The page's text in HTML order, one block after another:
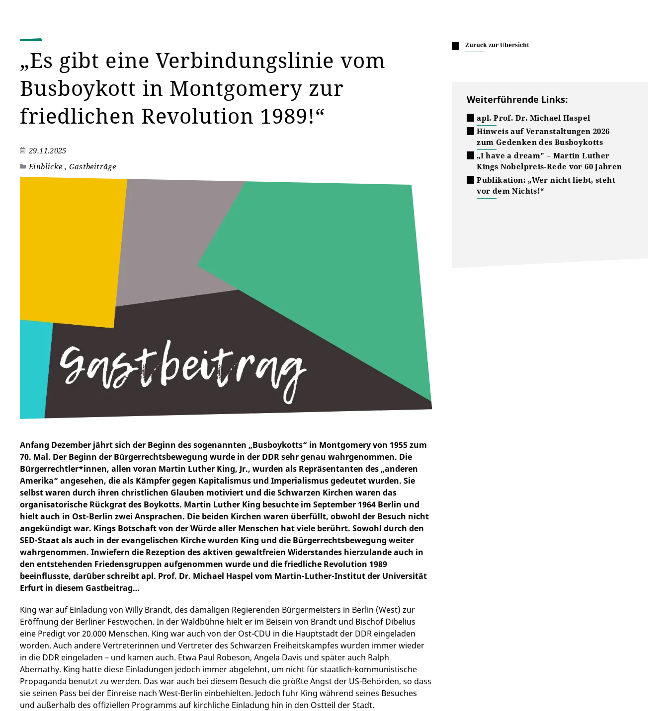
„Es gibt eine Verbindungslinie vom
Busboykott in Montgomery zur
friedlichen Revolution 1989!“
29.11.2025
Einblicke , Gastbeiträge
Anfang Dezember jährt sich der Beginn des sogenannten „Busboykotts“ in Montgomery von 1955 zum
70. Mal. Der Beginn der Bürgerrechtsbewegung wurde in der DDR sehr genau wahrgenommen. Die
Bürgerrechtler*innen, allen voran Martin Luther King, Jr., wurden als Repräsentanten des „anderen
Amerika“ angesehen, die als Kämpfer gegen Kapitalismus und Imperialismus gedeutet wurden. Sie
selbst waren durch ihren christlichen Glauben motiviert und die Schwarzen Kirchen waren das
organisatorische Rückgrat des Boykotts. Martin Luther King besuchte im September 1964 Berlin und
hielt auch in Ost-Berlin zwei Ansprachen. Die beiden Kirchen waren überfüllt, obwohl der Besuch nicht
angekündigt war. Kings Botschaft von der Würde aller Menschen hat viele berührt. Sowohl durch den
SED-Staat als auch in der evangelischen Kirche wurden King und die Bürgerrechtsbewegung weiter
wahrgenommen. Inwiefern die Rezeption des aktiven gewaltfreien Widerstandes hierzulande auch in
den entstehenden Friedensgruppen aufgenommen wurde und die friedliche Revolution 1989
beeinflusste, darüber schreibt apl. Prof. Dr. Michael Haspel vom Martin-Luther-Institut der Universität
Erfurt in diesem Gastbeitrag…
King war auf Einladung von Willy Brandt, des damaligen Regierenden Bürgermeisters in Berlin (West) zur
Eröffnung der Berliner Festwochen. In der Waldbühne hielt er im Beisein von Brandt und Bischof Dibelius
eine Predigt vor 20.000 Menschen. King war auch von der Ost-CDU in die Hauptstadt der DDR eingeladen
worden. Auch andere Vertreterinnen und Vertreter des Schwarzen Freiheitskampfes wurden immer wieder
in die DDR eingeladen – und kamen auch. Etwa Paul Robeson, Angela Davis und später auch Ralph
Abernathy. King hatte diese Einladungen jedoch immer abgelehnt, um nicht für staatlich-kommunistische
Propaganda benutzt zu werden. Das war auch bei diesem Besuch die größte Angst der US-Behörden, so dass
sie seinen Pass bei der Einreise nach West-Berlin einbehielten. Jedoch fuhr King während seines Besuches
und außerhalb des offiziellen Programms auf kirchliche Einladung hin in den Ostteil der Stadt.
Zurück zur Übersicht
Weiterführende Links:
apl. Prof. Dr. Michael Haspel
Hinweis auf Veranstaltungen 2026
zum Gedenken des Busboykotts
„I have a dream" – Martin Luther
Kings Nobelpreis-Rede vor 60 Jahren
Publikation: „Wer nicht liebt, steht
vor dem Nichts!“